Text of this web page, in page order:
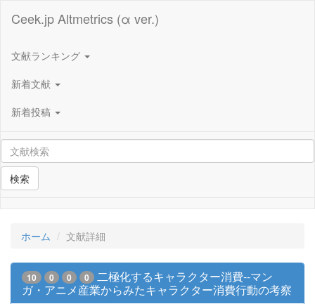
Ceek.jp Altmetrics (α ver.)
文献ランキング
新着文献
新着投稿
検索
ホーム 文献詳細
10 0 0 0
二極化するキャラクター消費--マン
ガ・アニメ産業からみたキャラクター消費行動の考察